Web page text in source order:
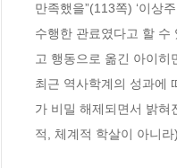
만족했을”(113쪽) ‘이상
수행한 관료였다고 할 수
고 행동으로 옮긴 아이히
최근 역사학계의 성과에
가 비밀 해제되면서 밝혀
적, 체계적 학살이 아니